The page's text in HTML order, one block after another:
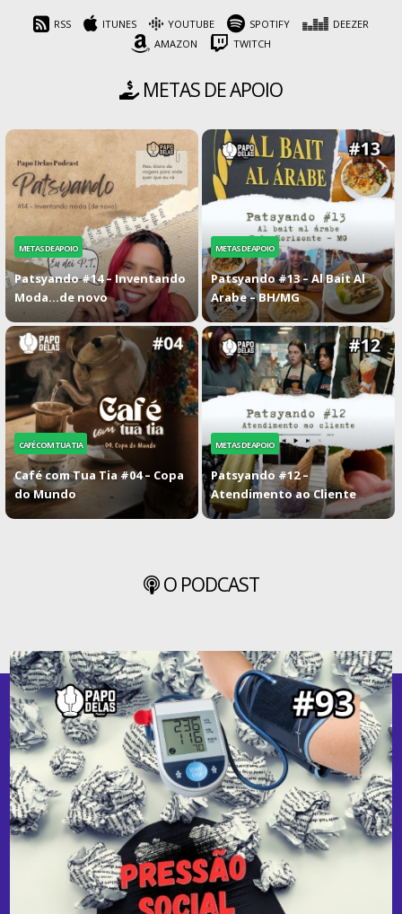
RSS ITUNES YOUTUBE SPOTIFY
DEEZER
AMAZON
TWITCH
METAS DE APOIO
METAS DE APOIO
Patsyando #14 – Inventando
Moda…de novo
METAS DE APOIO
Patsyando #13 – Al Bait Al
Arabe – BH/MG
CAFÉ COM TUA TIA
Café com Tua Tia #04 – Copa
do Mundo
METAS DE APOIO
Patsyando #12 –
Atendimento ao Cliente
O PODCAST